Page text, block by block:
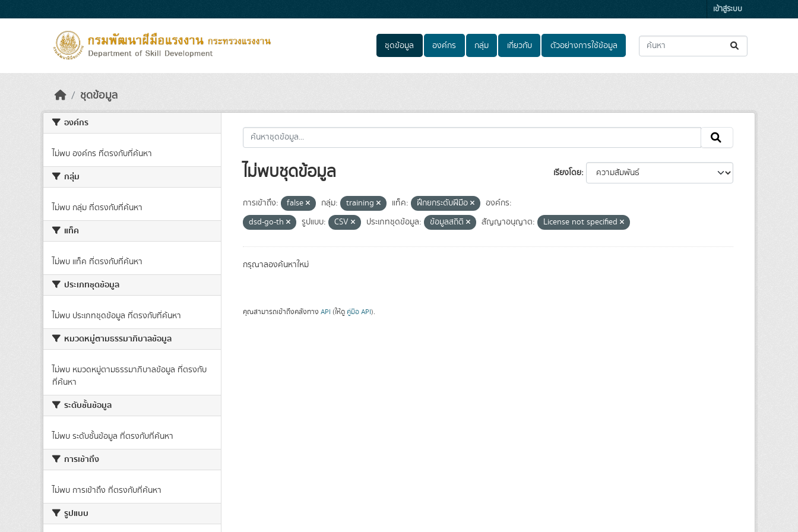
เข้าสู่ระบบ
ชุดข้อมูล องค์กร กลุ่ม เกี่ยวกับ ตัวอย่างการใช้ข้อมูล
ชุดข้อมูล
องค์กร
ไม่พบ องค์กร ที่ตรงกับที่ค้นหา
กลุ่ม
ไม่พบ กลุ่ม ที่ตรงกับที่ค้นหา
แท็ค
ไม่พบ แท็ค ที่ตรงกับที่ค้นหา
ประเภทชุดข้อมูล
ไม่พบ ประเภทชุดข้อมูล ที่ตรงกับที่ค้นหา
หมวดหมู่ตามธรรมาภิบาลข้อมูล
ไม่พบ หมวดหมู่ตามธรรมาภิบาลข้อมูล ที่ตรงกับ
ที่ค้นหา
ระดับชั้นข้อมูล
ไม่พบ ระดับชั้นข้อมูล ที่ตรงกับที่ค้นหา
การเข้าถึง
ไม่พบ การเข้าถึง ที่ตรงกับที่ค้นหา
รูปแบบ
เรียงโดย
ไม่พบชุดข้อมูล
การเข้าถึง: false กลุ่ม: training แท็ค: ฝึกยกระดับฝีมือ
องค์กร:
dsd-go-th
รูปแบบ: CSV ประเภทชุดข้อมูล: ข้อมูลสถิติ สัญญาอนุญาต: License not specified
กรุณาลองค้นหาใหม่
คุณสามารถเข้าถึงคลังทาง API (ให้ดู คู่มือ API).